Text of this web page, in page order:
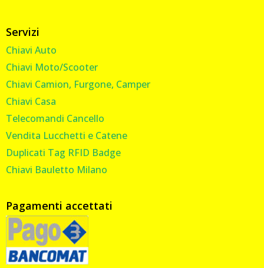
Servizi
Chiavi Auto
Chiavi Moto/Scooter
Chiavi Camion, Furgone, Camper
Chiavi Casa
Telecomandi Cancello
Vendita Lucchetti e Catene
Duplicati Tag RFID Badge
Chiavi Bauletto Milano
Pagamenti accettati